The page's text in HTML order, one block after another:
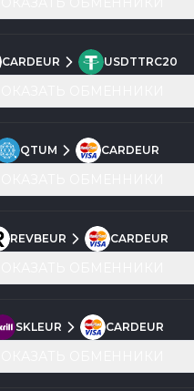
CARDEUR USDTTRC20
QTUM CARDEUR
REVBEUR CARDEUR
SKLEUR CARDEUR